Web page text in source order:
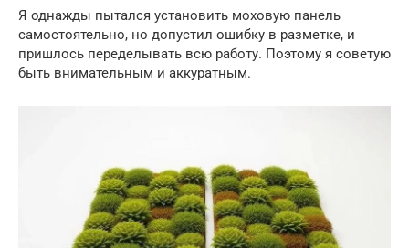
Я однажды пытался установить моховую панель
самостоятельно, но допустил ошибку в разметке, и
пришлось переделывать всю работу. Поэтому я советую
быть внимательным и аккуратным.